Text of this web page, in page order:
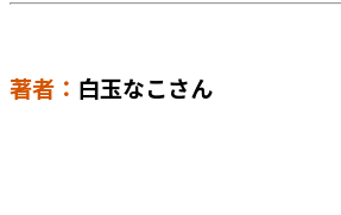
著者： 白玉なこさん